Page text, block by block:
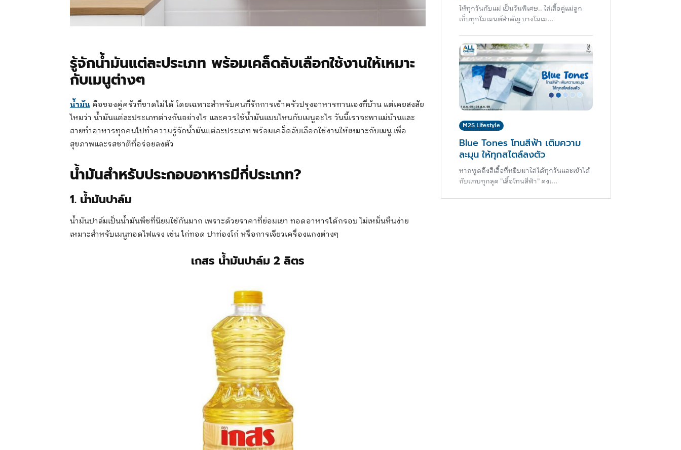
รู้จักน้ำมันแต่ละประเภท พร้อมเคล็ดลับเลือกใช้งานให้เหมาะ
กับเมนูต่างๆ
น้ำมัน คือของคู่ครัวที่ขาดไม่ได้ โดยเฉพาะสำหรับคนที่รักการเข้าครัวปรุงอาหารทานเองที่บ้าน แต่เคยสงสัย
ไหมว่า น้ำมันแต่ละประเภทต่างกันอย่างไร และควรใช้น้ำมันแบบไหนกับเมนูอะไร วันนี้เราจะพาแม่บ้านและ
สายทำอาหารทุกคนไปทำความรู้จักน้ำมันแต่ละประเภท พร้อมเคล็ดลับเลือกใช้งานให้เหมาะกับเมนู เพื่อ
สุขภาพและรสชาติที่อร่อยลงตัว
น้ำมันสำหรับประกอบอาหารมีกี่ประเภท?
1. น้ำมันปาล์ม
น้ำมันปาล์มเป็นน้ำมันพืชที่นิยมใช้กันมาก เพราะด้วยราคาที่ย่อมเยา ทอดอาหารได้กรอบ ไม่เหม็นหืนง่าย
เหมาะสำหรับเมนูทอดไฟแรง เช่น ไก่ทอด ปาท่องโก๋ หรือการเจียวเครื่องแกงต่างๆ
เกสร น้ำมันปาล์ม 2 ลิตร
ให้ทุกวันกับแม่ เป็นวันพิเศษ.. ใส่เสื้อคู่แม่ลูก
เก็บทุกโมเมนต์สำคัญ บางโมเม...
M2S Lifestyle
Blue Tones โทนสีฟ้า เติมความ
ละมุน ให้ทุกสไตล์ลงตัว
หากพูดถึงสีเสื้อที่หยิบมาใส่ได้ทุกวันและเข้าได้
กับแทบทุกลุค "เสื้อโทนสีฟ้า" คงเ...